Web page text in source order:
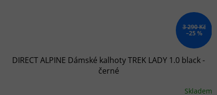
3 290 Kč
–25 %
DIRECT ALPINE Dámské kalhoty TREK LADY 1.0 black -
černé
Skladem